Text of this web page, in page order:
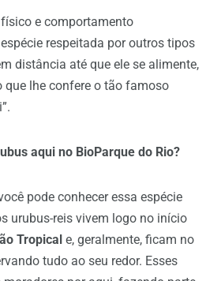
e comportamento
respeitada por outros tipos
distância até que ele se alimente,
que lhe confere o tão famoso
aqui no BioParque do Rio?
pode conhecer essa espécie
urubus-reis vivem logo no início
Tropical e, geralmente, ficam no
tudo ao seu redor. Esses